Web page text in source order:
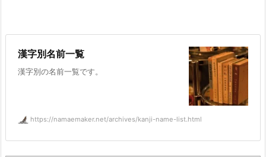
漢字別名前一覧
漢字別の名前一覧です。
https://namaemaker.net/archives/kanji-name-list.html